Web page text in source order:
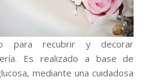
para recubrir y decorar
Es realizado a base de
mediante una cuidadosa